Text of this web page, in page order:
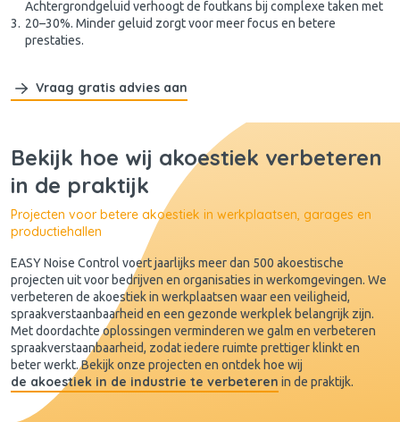
Achtergrondgeluid verhoogt de foutkans bij complexe taken met
20–30%. Minder geluid zorgt voor meer focus en betere
prestaties.
Vraag gratis advies aan
Bekijk hoe wij akoestiek verbeteren
in de praktijk
Projecten voor betere akoestiek in werkplaatsen, garages en
productiehallen
EASY Noise Control voert jaarlijks meer dan 500 akoestische
projecten uit voor bedrijven en organisaties in werkomgevingen. We
verbeteren de akoestiek in werkplaatsen waar een veiligheid,
spraakverstaanbaarheid en een gezonde werkplek belangrijk zijn.
Met doordachte oplossingen verminderen we galm en verbeteren
spraakverstaanbaarheid, zodat iedere ruimte prettiger klinkt en
beter werkt. Bekijk onze projecten en ontdek hoe wij
de akoestiek in de industrie te verbeteren in de praktijk.